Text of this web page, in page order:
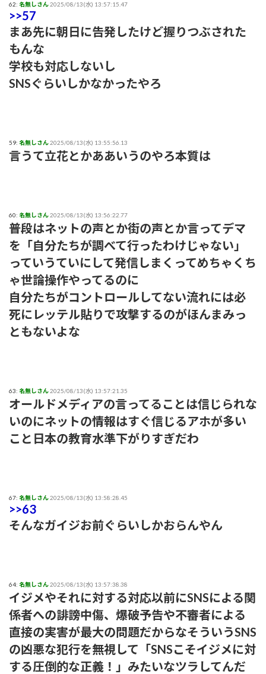
62: 名無しさん2025/08/13(水) 13:57:15.47
>>57
まあ先に朝日に告発したけど握りつぶされた
もんな
学校も対応しないし
SNSぐらいしかなかったやろ
59: 名無しさん2025/08/13(水) 13:55:56.13
言うて立花とかああいうのやろ本質は
60: 名無しさん2025/08/13(水) 13:56:22.77
普段はネットの声とか街の声とか言ってデマ
を「自分たちが調べて行ったわけじゃない」
っていうていにして発信しまくってめちゃくち
ゃ世論操作やってるのに
自分たちがコントロールしてない流れには必
死にレッテル貼りで攻撃するのがほんまみっ
ともないよな
63: 名無しさん2025/08/13(水) 13:57:21.35
オールドメディアの言ってることは信じられな
いのにネットの情報はすぐ信じるアホが多い
こと日本の教育水準下がりすぎだわ
67: 名無しさん2025/08/13(水) 13:58:28.45
>>63
そんなガイジお前ぐらいしかおらんやん
64: 名無しさん2025/08/13(水) 13:57:38.38
イジメやそれに対する対応以前にSNSによる関
係者への誹謗中傷、爆破予告や不審者による
直接の実害が最大の問題だからなそういうSNS
の凶悪な犯行を無視して「SNSこそイジメに対
する圧倒的な正義！」みたいなツラしてんだ